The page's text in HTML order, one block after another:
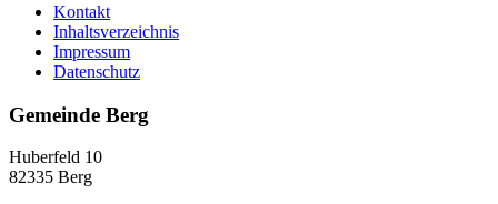
Kontakt
Inhaltsverzeichnis
Impressum
Datenschutz
Gemeinde Berg
Huberfeld 10
82335 Berg